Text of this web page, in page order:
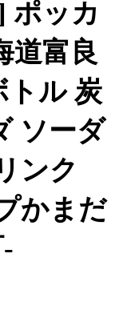
ポッカ
道富良
トル 炭
ソーダ
ンク
かまだ